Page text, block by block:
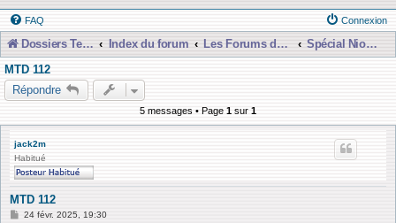
FAQ Connexion
Dossiers Techniques Index du forum Les Forums de Discussions
Spécial Nioubie Débutant
MTD 112
Répondre
5 messages • Page 1 sur 1
jack2m
Habitué
MTD 112
M24 févr. 2025, 19:30